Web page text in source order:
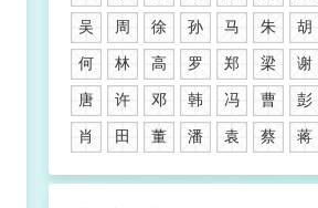
吴 周 徐 孙 马 朱 胡
何 林 高 罗 郑 梁 谢
唐 许 邓 韩 冯 曹 彭
肖 田 董 潘 袁 蔡 蒋